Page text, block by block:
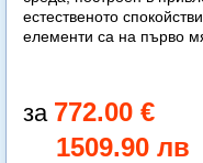
естественото
елементи са на първо
772.00 €
1509.90 лв